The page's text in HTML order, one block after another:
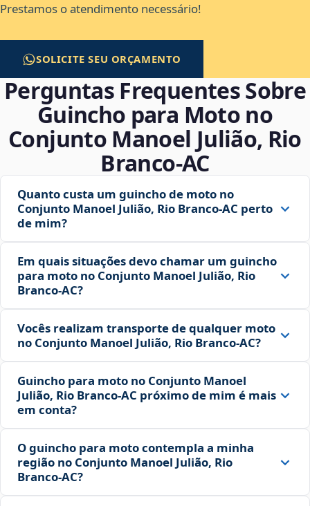
Prestamos o atendimento necessário!
SOLICITE SEU ORÇAMENTO
Perguntas Frequentes Sobre
Guincho para Moto no
Conjunto Manoel Julião, Rio
Branco‑AC
Quanto custa um guincho de moto no
Conjunto Manoel Julião, Rio Branco‑AC perto
de mim?
Em quais situações devo chamar um guincho
para moto no Conjunto Manoel Julião, Rio
Branco‑AC?
Vocês realizam transporte de qualquer moto
no Conjunto Manoel Julião, Rio Branco‑AC?
Guincho para moto no Conjunto Manoel
Julião, Rio Branco‑AC próximo de mim é mais
em conta?
O guincho para moto contempla a minha
região no Conjunto Manoel Julião, Rio
Branco‑AC?